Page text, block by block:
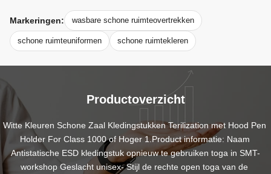
Markeringen: wasbare schone ruimteovertrekken
schone ruimteuniformen schone ruimtekleren
Productoverzicht
Witte Kleuren Schone Zaal Kledingstukken Terilization met Hood Pen
Holder For Class 1000 of Hoger 1.Product informatie: Naam
Antistatische ESD kledingstuk opnieuw te gebruiken toga in SMT-
workshop Geslacht unisex- Stijl de rechte open toga van de